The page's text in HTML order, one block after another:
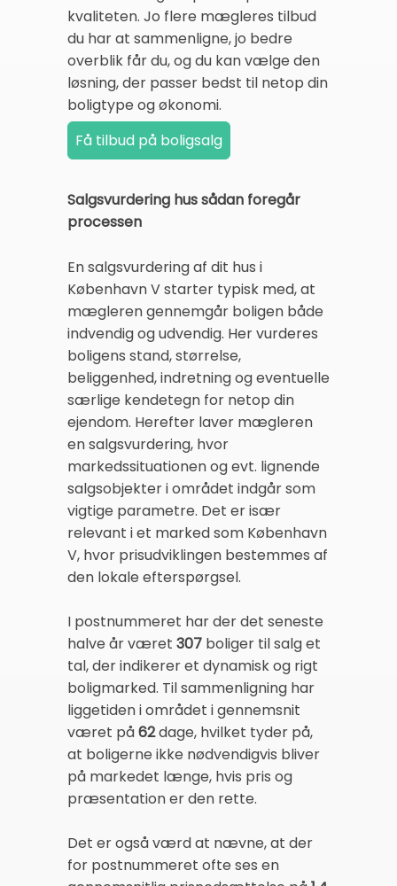
kvaliteten. Jo flere mægleres tilbud
du har at sammenligne, jo bedre
overblik får du, og du kan vælge den
løsning, der passer bedst til netop din
boligtype og økonomi.
Salgsvurdering hus sådan foregår
processen
En salgsvurdering af dit hus i
København V starter typisk med, at
mægleren gennemgår boligen både
indvendig og udvendig. Her vurderes
boligens stand, størrelse,
beliggenhed, indretning og eventuelle
særlige kendetegn for netop din
ejendom. Herefter laver mægleren
en salgsvurdering, hvor
markedssituationen og evt. lignende
salgsobjekter i området indgår som
vigtige parametre. Det er især
relevant i et marked som København
V, hvor prisudviklingen bestemmes af
den lokale efterspørgsel.
I postnummeret har der det seneste
halve år været 307 boliger til salg et
tal, der indikerer et dynamisk og rigt
boligmarked. Til sammenligning har
liggetiden i området i gennemsnit
været på62dage, hvilket tyder på,
at boligerne ikke nødvendigvis bliver
på markedet længe, hvis pris og
præsentation er den rette.
Det er også værd at nævne, at der
for postnummeret ofte ses en